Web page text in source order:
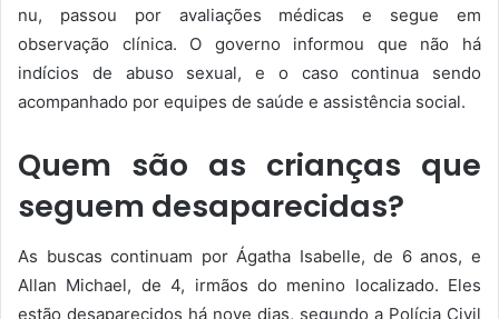
nu, passou por avaliações médicas e segue em
observação clínica. O governo informou que não há
indícios de abuso sexual, e o caso continua sendo
acompanhado por equipes de saúde e assistência social.
Quem são as crianças que
seguem desaparecidas?
As buscas continuam por Ágatha Isabelle, de 6 anos, e
Allan Michael, de 4, irmãos do menino localizado. Eles
estão desaparecidos há nove dias, segundo a Polícia Civil